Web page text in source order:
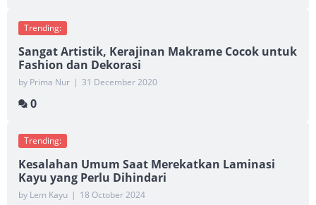
Trending:
Sangat Artistik, Kerajinan Makrame Cocok untuk
Fashion dan Dekorasi
by Prima Nur | 31 December 2020
0
Trending:
Kesalahan Umum Saat Merekatkan Laminasi
Kayu yang Perlu Dihindari
by Lem Kayu | 18 October 2024